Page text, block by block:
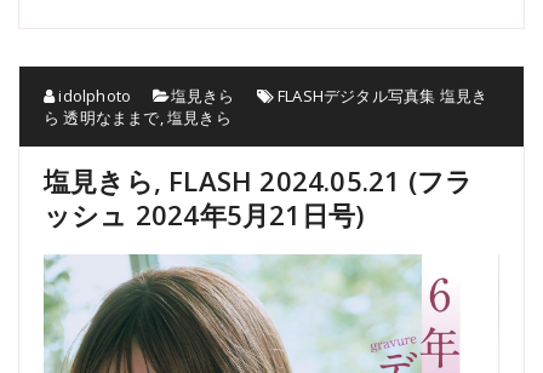
idolphoto 塩見きら
FLASHデジタル写真集 塩見き
ら 透明なままで,塩見きら
塩見きら, FLASH 2024.05.21 (フラ
ッシュ 2024年5月21日号)